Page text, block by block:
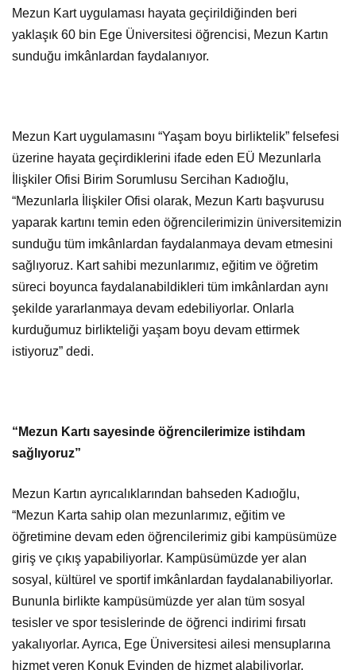
Mezun Kart uygulaması hayata geçirildiğinden beri
yaklaşık 60 bin Ege Üniversitesi öğrencisi, Mezun Kartın
sunduğu imkânlardan faydalanıyor.
Mezun Kart uygulamasını “Yaşam boyu birliktelik” felsefesi
üzerine hayata geçirdiklerini ifade eden EÜ Mezunlarla
İlişkiler Ofisi Birim Sorumlusu Sercihan Kadıoğlu,
“Mezunlarla İlişkiler Ofisi olarak, Mezun Kartı başvurusu
yaparak kartını temin eden öğrencilerimizin üniversitemizin
sunduğu tüm imkânlardan faydalanmaya devam etmesini
sağlıyoruz. Kart sahibi mezunlarımız, eğitim ve öğretim
süreci boyunca faydalanabildikleri tüm imkânlardan aynı
şekilde yararlanmaya devam edebiliyorlar. Onlarla
kurduğumuz birlikteliği yaşam boyu devam ettirmek
istiyoruz” dedi.
“Mezun Kartı sayesinde öğrencilerimize istihdam
sağlıyoruz”
Mezun Kartın ayrıcalıklarından bahseden Kadıoğlu,
“Mezun Karta sahip olan mezunlarımız, eğitim ve
öğretimine devam eden öğrencilerimiz gibi kampüsümüze
giriş ve çıkış yapabiliyorlar. Kampüsümüzde yer alan
sosyal, kültürel ve sportif imkânlardan faydalanabiliyorlar.
Bununla birlikte kampüsümüzde yer alan tüm sosyal
tesisler ve spor tesislerinde de öğrenci indirimi fırsatı
yakalıyorlar. Ayrıca, Ege Üniversitesi ailesi mensuplarına
hizmet veren Konuk Evinden de hizmet alabiliyorlar.